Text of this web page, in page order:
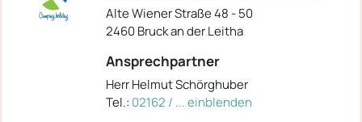
Alte Wiener Straße 48 - 50
2460 Bruck an der Leitha
Ansprechpartner
Herr Helmut Schörghuber
Tel.: 02162 / ... einblenden